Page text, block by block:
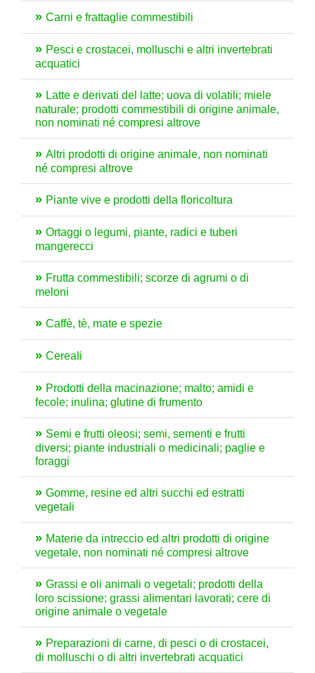
Carni e frattaglie commestibili
Pesci e crostacei, molluschi e altri invertebrati
acquatici
Latte e derivati del latte; uova di volatili; miele
naturale; prodotti commestibili di origine animale,
non nominati né compresi altrove
Altri prodotti di origine animale, non nominati
né compresi altrove
Piante vive e prodotti della floricoltura
Ortaggi o legumi, piante, radici e tuberi
mangerecci
Frutta commestibili; scorze di agrumi o di
meloni
Caffè, tè, mate e spezie
Cereali
Prodotti della macinazione; malto; amidi e
fecole; inulina; glutine di frumento
Semi e frutti oleosi; semi, sementi e frutti
diversi; piante industriali o medicinali; paglie e
foraggi
Gomme, resine ed altri succhi ed estratti
vegetali
Materie da intreccio ed altri prodotti di origine
vegetale, non nominati né compresi altrove
Grassi e oli animali o vegetali; prodotti della
loro scissione; grassi alimentari lavorati; cere di
origine animale o vegetale
Preparazioni di carne, di pesci o di crostacei,
di molluschi o di altri invertebrati acquatici